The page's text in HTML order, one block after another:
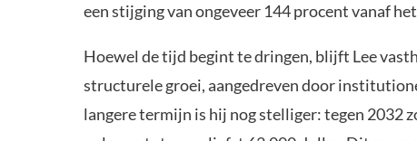
een stijging van ongeveer 144 procent vanaf
Hoewel de tijd begint te dringen, blijft Lee
structurele groei, aangedreven door
langere termijn is hij nog stelliger: tegen 2032